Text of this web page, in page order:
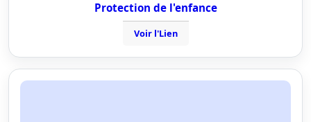
Protection de l'enfance
Voir l'Lien